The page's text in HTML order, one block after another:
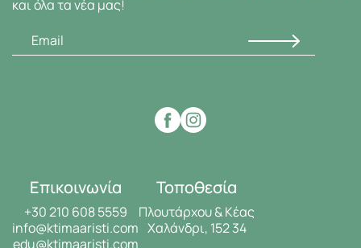
και όλα τα νέα μας!
Επικοινωνία
+30 210 608 5559
info@ktimaaristi.com
edu@ktimaaristi.com
Τοποθεσία
Πλουτάρχου & Κέας
Χαλάνδρι, 152 34